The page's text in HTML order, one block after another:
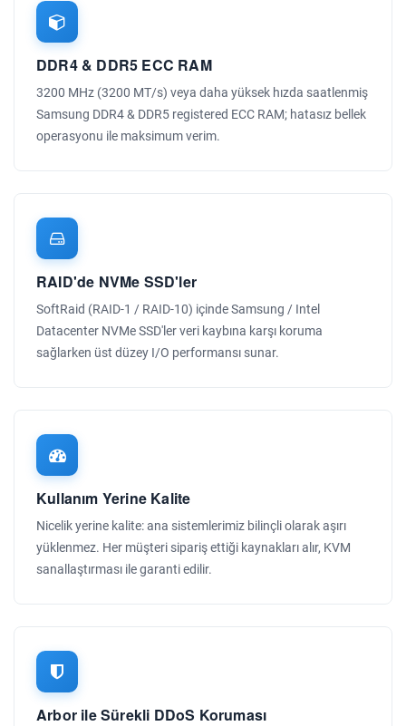
DDR4 & DDR5 ECC RAM
3200 MHz (3200 MT/s) veya daha yüksek hızda saatlenmiş
Samsung DDR4 & DDR5 registered ECC RAM; hatasız bellek
operasyonu ile maksimum verim.
RAID'de NVMe SSD'ler
SoftRaid (RAID-1 / RAID-10) içinde Samsung / Intel
Datacenter NVMe SSD'ler veri kaybına karşı koruma
sağlarken üst düzey I/O performansı sunar.
Kullanım Yerine Kalite
Nicelik yerine kalite: ana sistemlerimiz bilinçli olarak aşırı
yüklenmez. Her müşteri sipariş ettiği kaynakları alır, KVM
sanallaştırması ile garanti edilir.
Arbor ile Sürekli DDoS Koruması